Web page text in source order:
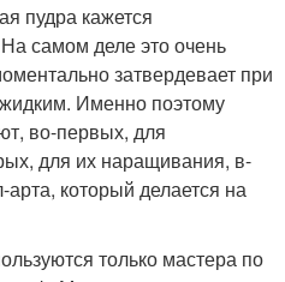
пудра кажется
самом деле это очень
затвердевает при
Именно поэтому
во-первых, для
для их наращивания, в-
который делается на
только мастера по